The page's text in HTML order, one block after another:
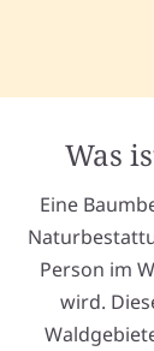
Was
Eine
Person im
wird.